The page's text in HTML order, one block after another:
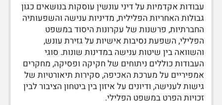
עבודות אקדמיות על דיני עונשין עוסקות בנושאים כגון
גבולות האחריות הפלילית, מדיניות ענישה והשפעותיה
החברתיות, פרשנות של עקרונות היסוד במשפט
הפלילי, השפעת נסיבות אישיות על גזירת עונש,
והשוואה בין שיטות ענישה במדינות שונות. סוגי
העבודות כוללים ניתוחים של חקיקה ופסיקה, מחקרים
אמפיריים על מערכת האכיפה, סקירות תיאורטיות של
גישות לענישה, ודיונים על איזון בין ביטחון הציבור לבין
זכויות הפרט במשפט הפלילי.